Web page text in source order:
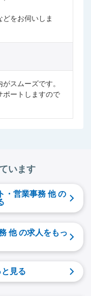
をお伺いしま
スムーズです。
ポートしますので
います
・営業事務 他 の
他 の求人をもっ
見る